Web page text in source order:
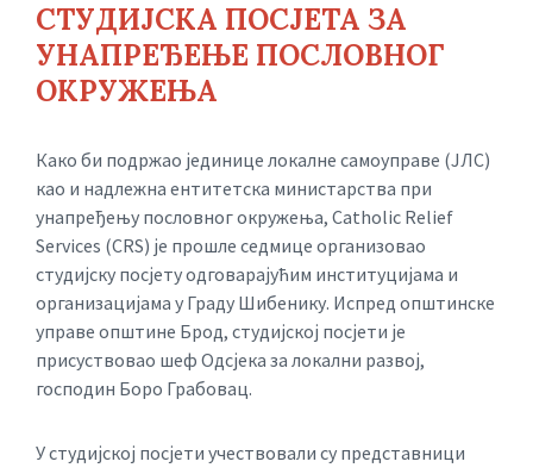
СТУДИЈСКА ПОСЈЕТА ЗА
УНАПРЕЂЕЊЕ ПОСЛОВНОГ
ОКРУЖЕЊА
Како би подржао јединице локалне самоуправе (ЈЛС)
као и надлежна ентитетска министарства при
унапређењу пословног окружења, Catholic Relief
Services (CRS) је прошле седмице организовао
студијску посјету одговарајућим институцијама и
организацијама у Граду Шибенику. Испред oпштинске
управе општине Брод, студијској посјети је
присуствовао шеф Одсјека за локални развој,
господин Боро Грабовац.
У студијској посјети учествовали су представници